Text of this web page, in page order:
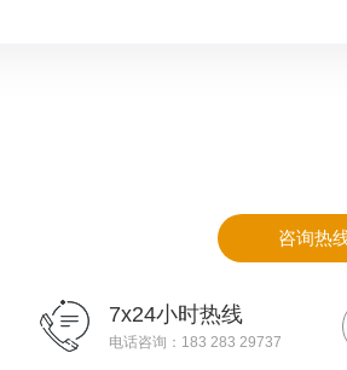
咨询热
7x24小时热线
电话咨询：183 283 29737